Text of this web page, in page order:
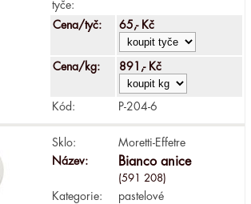
tyče:
Cena/tyč: 65,- Kč
Cena/kg: 891,- Kč
Kód: P-204-6
Sklo:
Moretti-Effetre
Název:
Bianco anice
(591 208)
Kategorie:
pastelové